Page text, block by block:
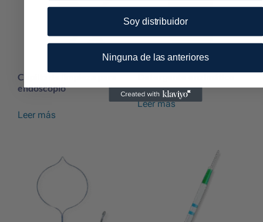
Cepillo de limpieza para
endoscopio
Leer más
Detergente enzimático
Leer más
Soy distribuidor
Ninguna de las anteriores